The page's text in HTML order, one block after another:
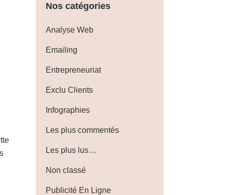
Nos catégories
Analyse Web
Emailing
Entrepreneuriat
Exclu Clients
Infographies
Les plus commentés
Les plus lus…
Non classé
Publicité En Ligne